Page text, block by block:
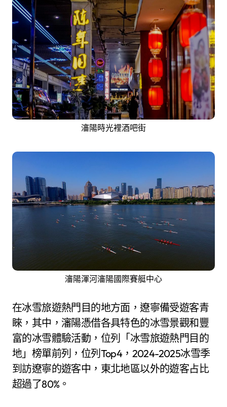
瀋陽時光裡酒吧街
瀋陽渾河瀋陽國際賽艇中心
在冰雪旅遊熱門目的地方面，遼寧備受遊客青
睞，其中，瀋陽憑借各具特色的冰雪景觀和豐
富的冰雪體驗活動，位列「冰雪旅遊熱門目的
地」榜單前列，位列Top4，2024-2025冰雪季
到訪遼寧的遊客中，東北地區以外的遊客占比
超過了80%。